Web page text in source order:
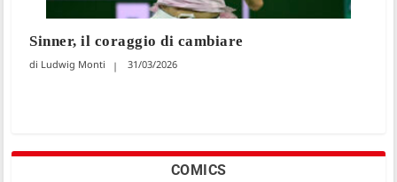
Sinner, il coraggio di cambiare
Ludwig Monti 31/03/2026
COMICS